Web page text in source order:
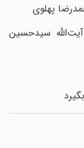
پهلوی
سیدحسین